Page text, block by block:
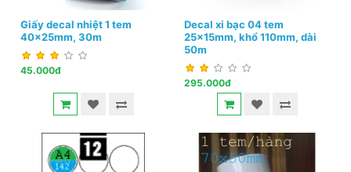
Giấy decal nhiệt 1 tem
40x25mm, 30m
45.000đ
Decal xi bạc 04 tem
25x15mm, khổ 110mm, dài
50m
295.000đ